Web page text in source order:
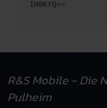
IH0KfQ==
R&S Mobile - Die
Pulheim